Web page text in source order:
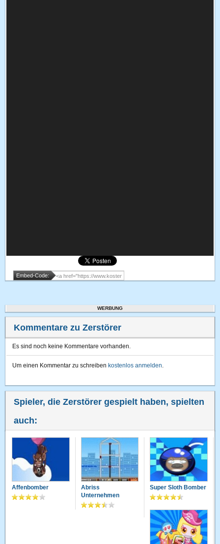
Embed-Code:
WERBUNG
Kommentare zu Zerstörer
Es sind noch keine Kommentare vorhanden.
Um einen Kommentar zu schreiben kostenlos anmelden.
Spieler, die Zerstörer gespielt haben, spielten
auch:
Affenbomber
Abriss
Unternehmen
Super Sloth Bomber